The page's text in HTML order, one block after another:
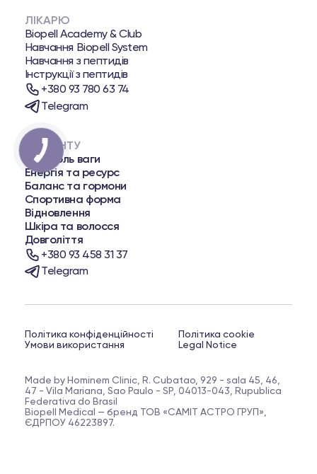
ЛІКАРЮ
Biopell Academy & Club
Навчання Biopell System
Навчання з пептидів
Інструкції з пептидів
+380 93 780 63 74
Telegram
ПАЦІЄНТУ
Контроль ваги
Енергія та ресурс
Баланс та гормони
Спортивна форма
Відновлення
Шкіра та волосся
Довголіття
+380 93 458 31 37
Telegram
Made by Hominem Clinic, R. Cubatao, 929 - sala 45, 46,
47 - Vila Mariana, Sao Paulo - SP, 04013-043, Rupublica
Federativa do Brasil
Biopell Medical — бренд ТОВ «САМІТ АСТРО ГРУП»,
ЄДРПОУ 46223897.
Політика конфіденційності
Умови використання
Політика cookie
Legal Notice